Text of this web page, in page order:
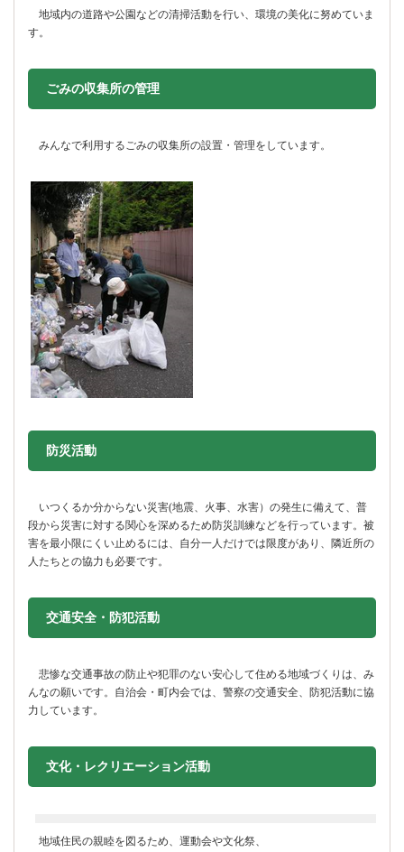
地域内の道路や公園などの清掃活動を行い、環境の美化に努めていま
す。
ごみの収集所の管理
みんなで利用するごみの収集所の設置・管理をしています。
防災活動
いつくるか分からない災害(地震、火事、水害）の発生に備えて、普
段から災害に対する関心を深めるため防災訓練などを行っています。被
害を最小限にくい止めるには、自分一人だけでは限度があり、隣近所の
人たちとの協力も必要です。
交通安全・防犯活動
悲惨な交通事故の防止や犯罪のない安心して住める地域づくりは、み
んなの願いです。自治会・町内会では、警察の交通安全、防犯活動に協
力しています。
文化・レクリエーション活動
地域住民の親睦を図るため、運動会や文化祭、